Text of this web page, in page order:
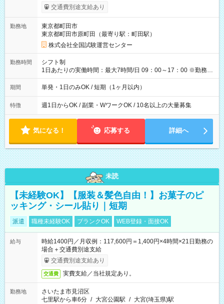
※勤務回数により昇給あり 【即給（前払い）オプションあ
り！】 希望される場合、勤務から1週間ほどで給与の一部を受け
例】 ・河合塾模擬試験 8:30～17:30（休憩1時間） 時給1,300円
×8時間＝日収10,400円＋交通費 ※当日の役割により時給＋100
円の場合あり ・国家試験 7:00～13:30（休憩なし） 時給1,300
円（役割手当＋100円）×6時間＝日収8,400円＋交通費 【試用期
間】試用期間なし
交通費別途支給あり
勤務地
東京都町田市
東京都町田市原町田（最寄り駅：町田駅）
株式会社全国試験運営センター
勤務時間
シフト制
1日あたりの実働時間：最大7時間/日 09：00～17：00 ※勤務時
間は 試験により異なります。
期間 単発・1日のみOK / 短期（1ヶ月以内）
特徴 週1日からOK / 副業・WワークOK / 10名以上の大量募集
気になる！ 応募する 詳細へ
未読
【未経験OK】【服装＆髪色自由！】お菓子のピ
ッキング・シール貼り｜短期
派遣 職種未経験OK ブランクOK WEB登録・面接OK
給与
時給1400円／月収例：117,600円＝1,400円×4時間×21日勤務の
場合＋交通費別途支給
交通費別途支給あり
交通費 実費支給／当社規定あり。
勤務地
さいたま市見沼区
七里駅から車6分 / 大宮公園駅 / 大宮(埼玉県)駅